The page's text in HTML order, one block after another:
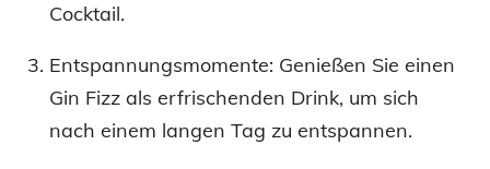
Cocktail.
Entspannungsmomente: Genießen Sie einen
Gin Fizz als erfrischenden Drink, um sich
nach einem langen Tag zu entspannen.